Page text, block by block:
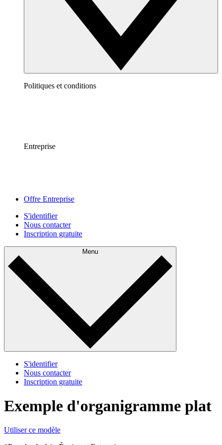
Politiques et conditions
Entreprise
Offre Entreprise
S'identifier
Nous contacter
Inscription gratuite
Menu
S'identifier
Nous contacter
Inscription gratuite
Exemple d'organigramme plat
Utiliser ce modèle